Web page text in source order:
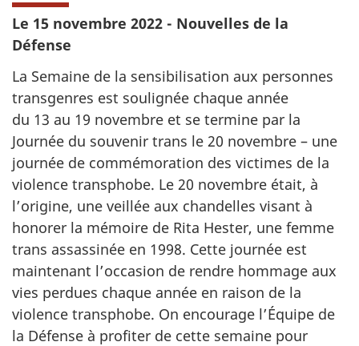
Le 15 novembre 2022 - Nouvelles de la
Défense
La Semaine de la sensibilisation aux personnes
transgenres est soulignée chaque année
du 13 au 19 novembre et se termine par la
Journée du souvenir trans le 20 novembre – une
journée de commémoration des victimes de la
violence transphobe. Le 20 novembre était, à
l’origine, une veillée aux chandelles visant à
honorer la mémoire de Rita Hester, une femme
trans assassinée en 1998. Cette journée est
maintenant l’occasion de rendre hommage aux
vies perdues chaque année en raison de la
violence transphobe. On encourage l’Équipe de
la Défense à profiter de cette semaine pour